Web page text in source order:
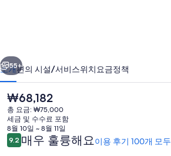
고
덕
의
사
진
55+
소개편의 시설/서비스위치요금정책
현
재
가
격
은
₩68,182
₩68,182
총 요금: ₩75,000
세금 및 수수료 포함
8월 10일 ~ 8월 11일
이
용
9.210점 만점 중 9.2점.
매우 훌륭해요이용 후기 100개 모